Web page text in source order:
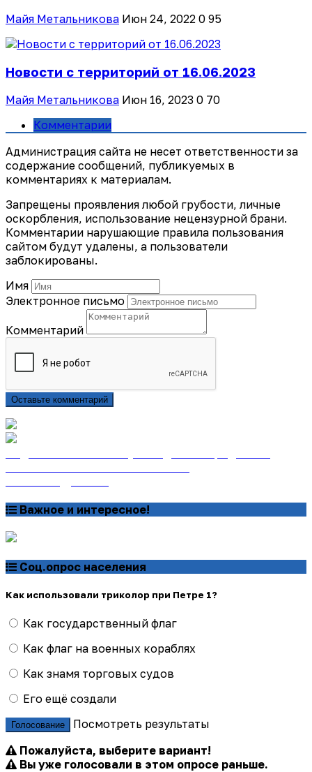
Майя Метальникова Июн 24, 2022 0 95
Новости с территорий от 16.06.2023
Майя Метальникова Июн 16, 2023 0 70
Комментарии
Администрация сайта не несет ответственности за
содержание сообщений, публикуемых в
комментариях к материалам.
Запрещены проявления любой грубости, личные
оскорбления, использование нецензурной брани.
Комментарии нарушающие правила пользования
сайтом будут удалены, а пользователи
заблокированы.
Имя
Электронное письмо
Комментарий
Оставьте комментарий
Важное и интересное!
Соц.опрос населения
Как использовали триколор при Петре 1?
Как государственный флаг
Как флаг на военных кораблях
Как знамя торговых судов
Его ещё создали
Голосование
Посмотреть результаты
Пожалуйста, выберите вариант!
Вы уже голосовали в этом опросе раньше.